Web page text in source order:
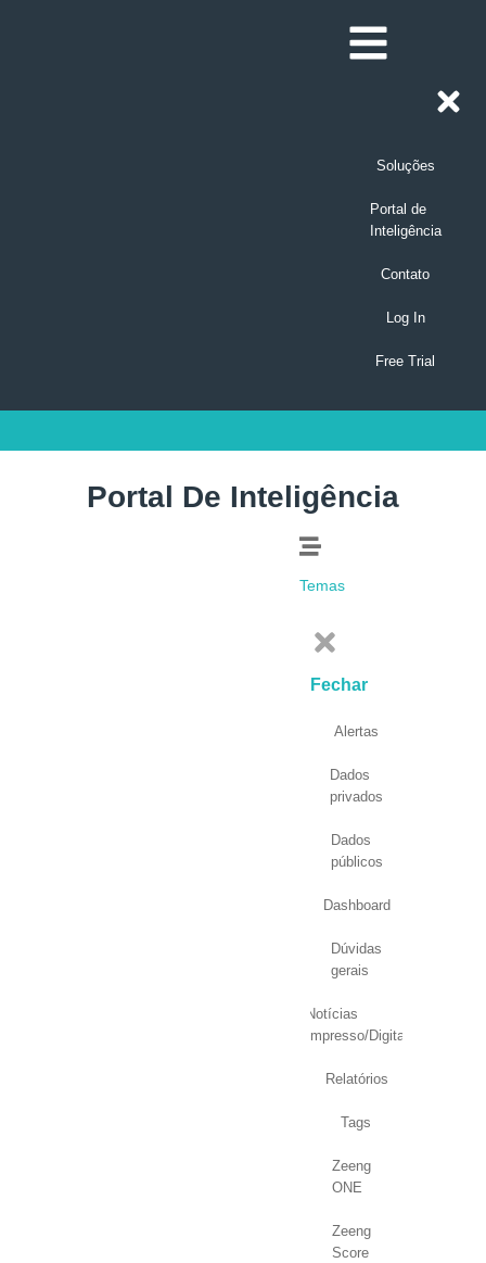
Soluções
Portal de
Inteligência
Contato
Log In
Free Trial
Portal De Inteligência
Temas
Fechar
Alertas
Dados
privados
Dados
públicos
Dashboard
Dúvidas
gerais
Notícias
Impresso/Digital
Relatórios
Tags
Zeeng
ONE
Zeeng
Score